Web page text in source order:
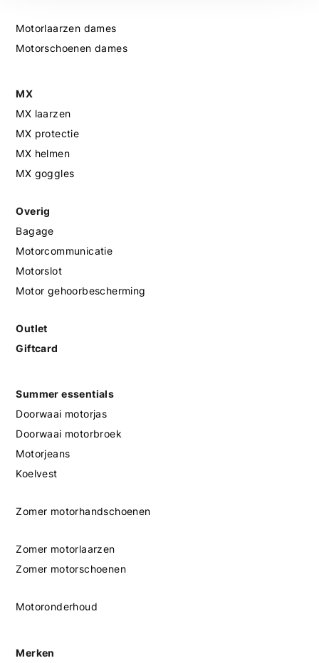
Motorlaarzen dames
Motorschoenen dames
MX
MX laarzen
MX protectie
MX helmen
MX goggles
Overig
Bagage
Motorcommunicatie
Motorslot
Motor gehoorbescherming
Outlet
Giftcard
Summer essentials
Doorwaai motorjas
Doorwaai motorbroek
Motorjeans
Koelvest
Zomer motorhandschoenen
Zomer motorlaarzen
Zomer motorschoenen
Motoronderhoud
Merken